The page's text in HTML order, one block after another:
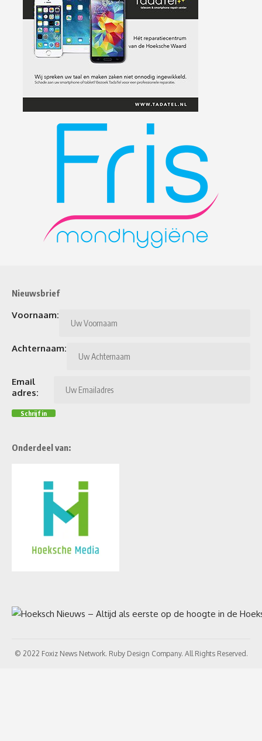
Nieuwsbrief
Voornaam:
Achternaam:
Email
adres:
Onderdeel van:
© 2022 Foxiz News Network. Ruby Design Company. All Rights Reserved.